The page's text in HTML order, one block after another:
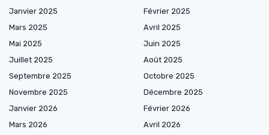
Janvier 2025
Février 2025
Mars 2025
Avril 2025
Mai 2025
Juin 2025
Juillet 2025
Août 2025
Septembre 2025
Octobre 2025
Novembre 2025
Décembre 2025
Janvier 2026
Février 2026
Mars 2026
Avril 2026